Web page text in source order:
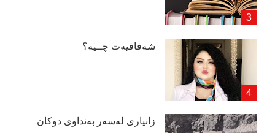
شەفافیەت چــیە؟
زانیاری لەسەر بەنداوی دوكان